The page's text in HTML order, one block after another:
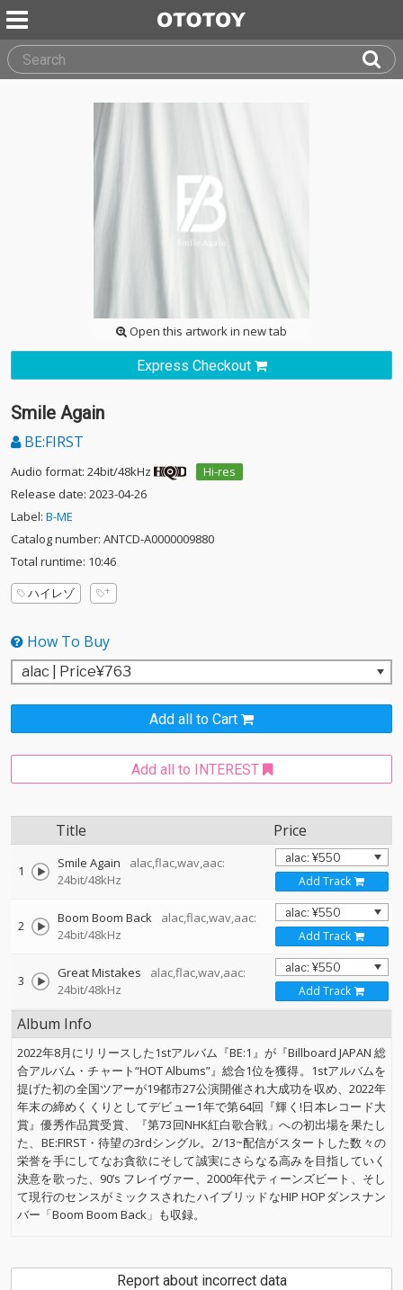
Open this artwork in new tab
Express Checkout
Smile Again
BE:FIRST
Audio format: 24bit/48kHz
Hi-res
Release date: 2023-04-26
Label: B-ME
Catalog number: ANTCD-A0000009880
Total runtime: 10:46
ハイレゾ
How To Buy
Add all to Cart
Add all to INTEREST
Title Price
1 Smile Again
alac,flac,wav,aac:
24bit/48kHz
Add Track
2 Boom Boom Back
alac,flac,wav,aac:
24bit/48kHz
Add Track
3 Great Mistakes
alac,flac,wav,aac:
24bit/48kHz
Add Track
Album Info
2022年8月にリリースした1stアルバム『BE:1』が『Billboard JAPAN 総
合アルバム・チャート“HOT Albums”』総合1位を獲得。1stアルバムを
提げた初の全国ツアーが19都市27公演開催され大成功を収め、2022年
年末の締めくくりとしてデビュー1年で第64回『輝く!日本レコード大
賞』優秀作品賞受賞、『第73回NHK紅白歌合戦」への初出場を果たし
た、BE:FIRST・待望の3rdシングル。2/13~配信がスタートした数々の
栄誉を手にしてなお貪欲にそして誠実にさらなる高みを目指していく
決意を歌った、90’s フレイヴァー、2000年代ティーンズビート、そし
て現行のセンスがミックスされたハイブリッドなHIP HOPダンスナン
バー「Boom Boom Back」も収録。
Report about incorrect data